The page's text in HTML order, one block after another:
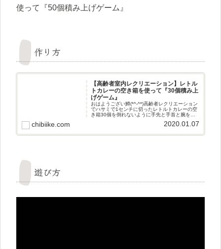
作り方
【高齢者室内レクリエーション】レトル
トカレーの空き箱を使って『30個積み上
げゲーム』
おはようござい鱒(*^-^*)高齢者レクリエーション
でハサミで1センチに切ったレトルトカレーの空
き箱30個を倒れないように手先と手首と腕を使
て挑戦してみました(^^♪作り方準備したもの レ
chibiike.com 2020.01.07
遊び方